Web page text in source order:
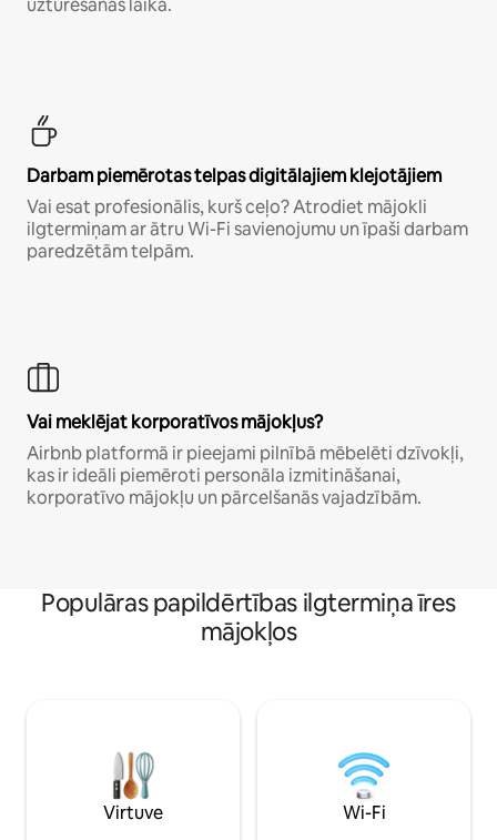
uzturēšanās laikā.
Darbam piemērotas telpas digitālajiem klejotājiem
Vai esat profesionālis, kurš ceļo? Atrodiet mājokli
ilgtermiņam ar ātru Wi-Fi savienojumu un īpaši darbam
paredzētām telpām.
Vai meklējat korporatīvos mājokļus?
Airbnb platformā ir pieejami pilnībā mēbelēti dzīvokļi,
kas ir ideāli piemēroti personāla izmitināšanai,
korporatīvo mājokļu un pārcelšanās vajadzībām.
Populāras papildērtības ilgtermiņa īres
mājokļos
Virtuve Wi-Fi